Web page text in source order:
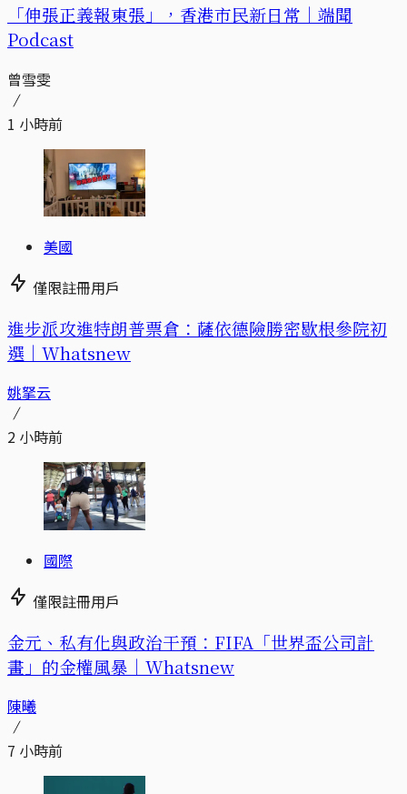
「伸張正義報東張」，香港市民新日常｜端聞
Podcast
曾雪雯
1 小時前
美國
僅限註冊用戶
進步派攻進特朗普票倉：薩依德險勝密歇根參院初
選｜Whatsnew
姚拏云
2 小時前
國際
僅限註冊用戶
金元、私有化與政治干預：FIFA「世界盃公司計
畫」的金權風暴｜Whatsnew
陳曦
7 小時前